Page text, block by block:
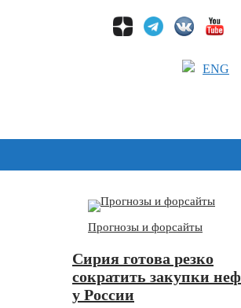
ENG
Прогнозы и форсайты
Сирия готова резко
сократить закупки
у России